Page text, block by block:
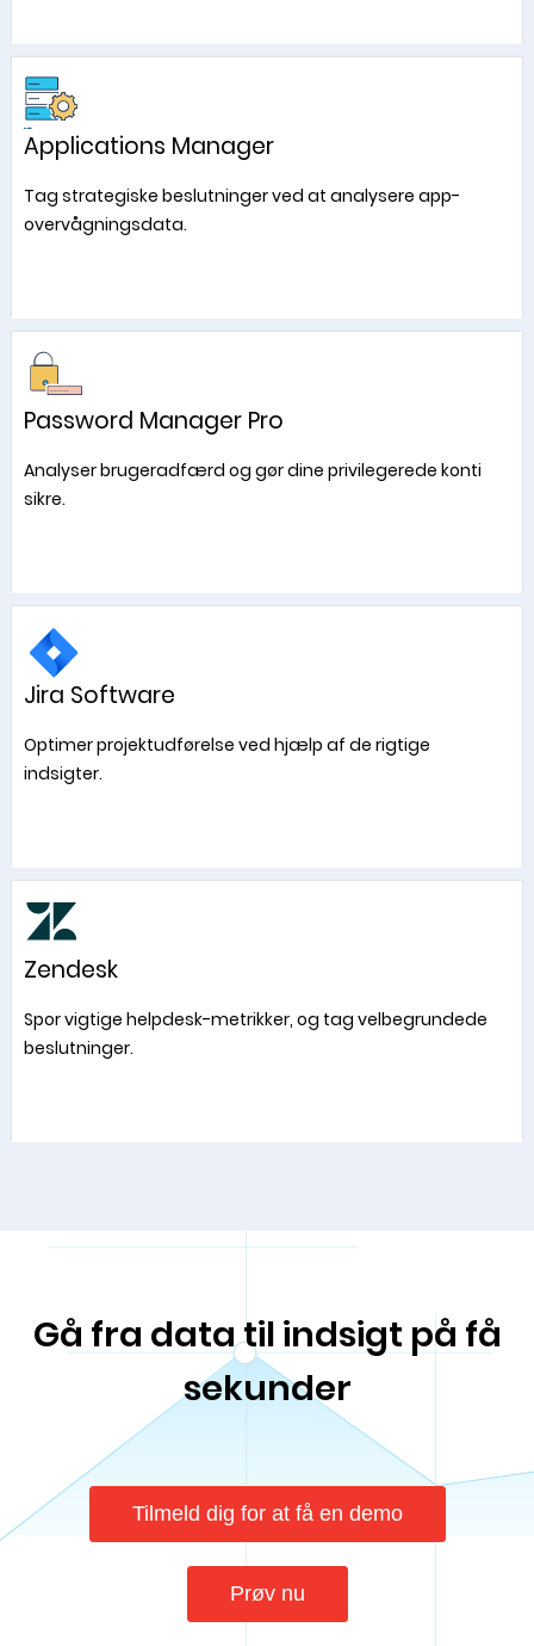
Applications Manager
Tag strategiske beslutninger ved at analysere app-
overvågningsdata.
Password Manager Pro
Analyser brugeradfærd og gør dine privilegerede konti
sikre.
Jira Software
Optimer projektudførelse ved hjælp af de rigtige
indsigter.
Zendesk
Spor vigtige helpdesk-metrikker, og tag velbegrundede
beslutninger.
Gå fra data til indsigt på få
sekunder
Tilmeld dig for at få en demo
Prøv nu